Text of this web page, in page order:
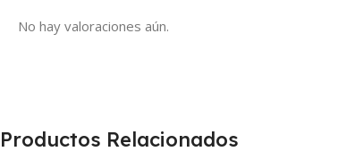
No hay valoraciones aún.
Productos Relacionados